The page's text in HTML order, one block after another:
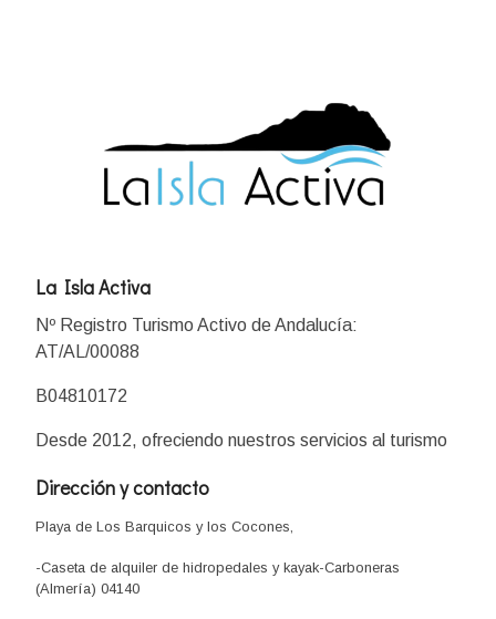
La Isla Activa
Nº Registro Turismo Activo de Andalucía:
AT/AL/00088
B04810172
Desde 2012, ofreciendo nuestros servicios al turismo
Dirección y contacto
Playa de Los Barquicos y los Cocones,
-Caseta de alquiler de hidropedales y kayak-Carboneras
(Almería) 04140